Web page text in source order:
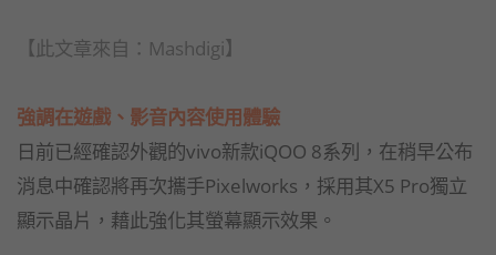
【此文章來自：Mashdigi】
強調在遊戲、影音內容使用體驗
日前已經確認外觀的vivo新款iQOO 8系列，在稍早公布
消息中確認將再次攜手Pixelworks，採用其X5 Pro獨立
顯示晶片，藉此強化其螢幕顯示效果。